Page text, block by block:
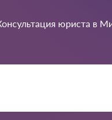
юриста в